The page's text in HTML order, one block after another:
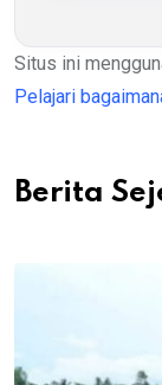
Situs ini
Pelajari
Berita